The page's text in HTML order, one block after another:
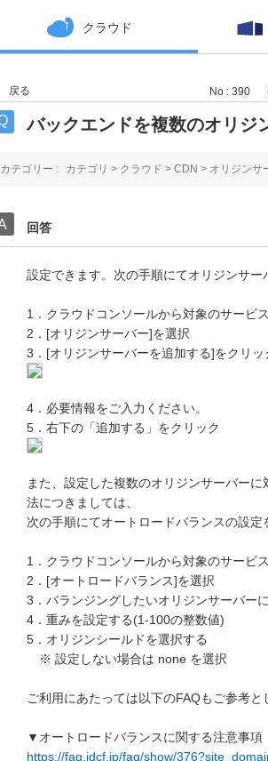
クラウド
戻る No : 390
バックエンドを複数のオリジ
カテゴリー : カテゴリ > クラウド > CDN > オリジンサ
回答
設定できます。次の手順にてオリジンサー
1．クラウドコンソールから対象のサービ
2．[オリジンサーバー]を選択
3．[オリジンサーバーを追加する]をクリッ
4．必要情報をご入力ください。
5．右下の「追加する」をクリック
また、設定した複数のオリジンサーバー
法につきましては、
次の手順にてオートロードバランスの設定
1．クラウドコンソールから対象のサービ
2．[オートロードバランス]を選択
3．バランジングしたいオリジンサーバー
4．重みを設定する(1-100の整数値)
5．オリジンシールドを選択する
※ 設定しない場合は none を選択
ご利用にあたっては以下のFAQもご参考と
▼オートロードバランスに関する注意事項
https://faq.idcf.jp/faq/show/